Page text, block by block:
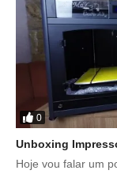
0
Unboxing
Hoje vou falar um